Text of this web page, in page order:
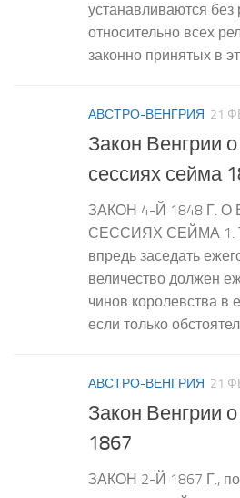
устанавливаются без
относительно всех
законно принятых в
АВСТРО-ВЕНГРИЯ 21
Закон Венгрии
сессиях сейма
ЗАКОН 4-Й 1848 Г.
СЕССИЯХ СЕЙМА 1.
впредь заседать
величество должен
чинов королевства в
если только
АВСТРО-ВЕНГРИЯ 21
Закон Венгрии
1867
ЗАКОН 2-Й 1867 Г.,